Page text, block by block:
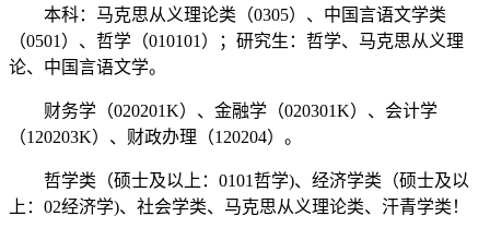
本科：马克思从义理论类（0305）、中国言语文学类
（0501）、哲学（010101）；研究生：哲学、马克思从义理
论、中国言语文学。
财务学（020201K）、金融学（020301K）、会计学
（120203K）、财政办理（120204）。
哲学类（硕士及以上：0101哲学)、经济学类（硕士及以
上：02经济学)、社会学类、马克思从义理论类、汗青学类！